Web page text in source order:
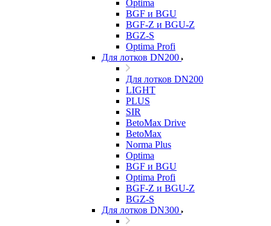
Optima
BGF и BGU
BGF-Z и BGU-Z
BGZ-S
Optima Profi
Для лотков DN200
Для лотков DN200
LIGHT
PLUS
SIR
BetoMax Drive
BetoMax
Norma Plus
Optima
BGF и BGU
Optima Profi
BGF-Z и BGU-Z
BGZ-S
Для лотков DN300